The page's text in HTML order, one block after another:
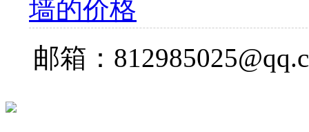
墙的价格
邮箱：